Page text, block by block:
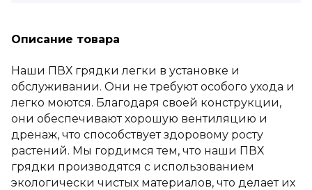
Описание товара
Наши ПВХ грядки легки в установке и
обслуживании. Они не требуют особого ухода и
легко моются. Благодаря своей конструкции,
они обеспечивают хорошую вентиляцию и
дренаж, что способствует здоровому росту
растений. Мы гордимся тем, что наши ПВХ
грядки производятся с использованием
экологически чистых материалов, что делает их